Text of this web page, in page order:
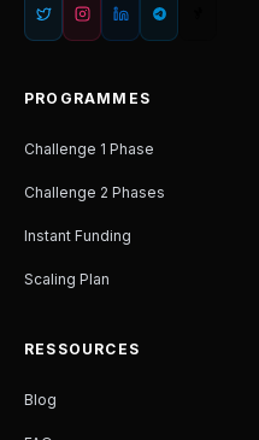
PROGRAMMES
Challenge 1 Phase
Challenge 2 Phases
Instant Funding
Scaling Plan
RESSOURCES
Blog